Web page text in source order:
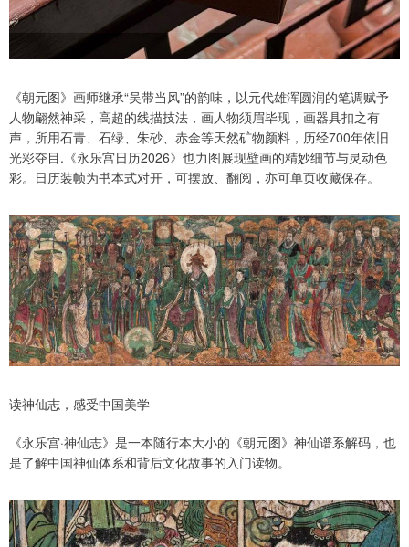
《朝元图》画师继承“吴带当风”的韵味，以元代雄浑圆润的笔调赋予
人物翩然神采，高超的线描技法，画人物须眉毕现，画器具扣之有
声，所用石青、石绿、朱砂、赤金等天然矿物颜料，历经700年依旧
光彩夺目.《永乐宫日历2026》也力图展现壁画的精妙细节与灵动色
彩。日历装帧为书本式对开，可摆放、翻阅，亦可单页收藏保存。
读神仙志，感受中国美学
《永乐宫·神仙志》是一本随行本大小的《朝元图》神仙谱系解码，也
是了解中国神仙体系和背后文化故事的入门读物。